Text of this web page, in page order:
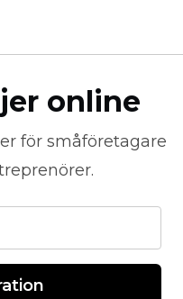
online
för småföretagare